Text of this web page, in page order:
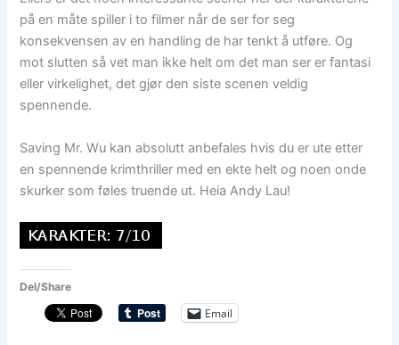
på en måte spiller i to filmer når de ser for seg
konsekvensen av en handling de har tenkt å utføre. Og
mot slutten så vet man ikke helt om det man ser er fantasi
eller virkelighet, det gjør den siste scenen veldig
spennende.
Saving Mr. Wu kan absolutt anbefales hvis du er ute etter
en spennende krimthriller med en ekte helt og noen onde
skurker som føles truende ut. Heia Andy Lau!
Del/Share
Email